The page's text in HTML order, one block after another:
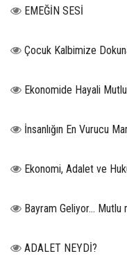
EMEĞİN SESİ
Çocuk Kalbimize
Ekonomide Hayali
İnsanlığın En Vurucu
Ekonomi, Adalet ve
Bayram Geliyor… Mutlu
ADALET NEYDİ?